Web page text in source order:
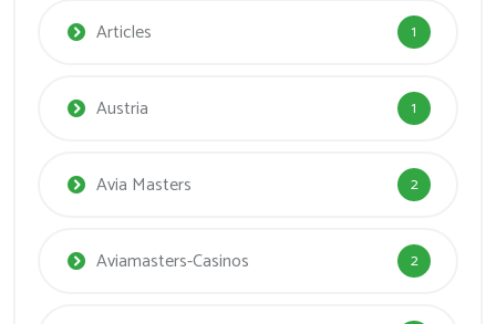
Articles 1
Austria 1
Avia Masters 2
Aviamasters-Casinos 2